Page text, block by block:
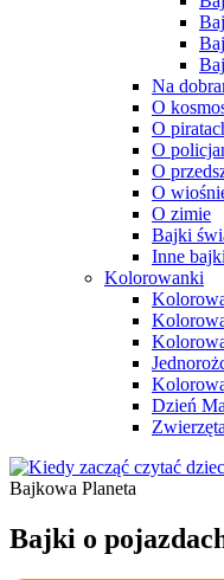
Na
O
O
O
O
O
O zimie
Bajki
Inne bajki
Kolorowanki
Dzień
Zwierzęta
Bajkowa Planeta
Portal dla Rodziców
Bajki o